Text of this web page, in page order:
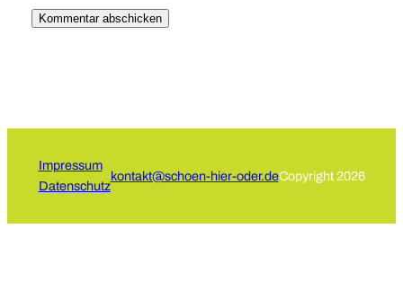
Impressum
Datenschutz
kontakt@schoen-hier-oder.deCopyright 2026